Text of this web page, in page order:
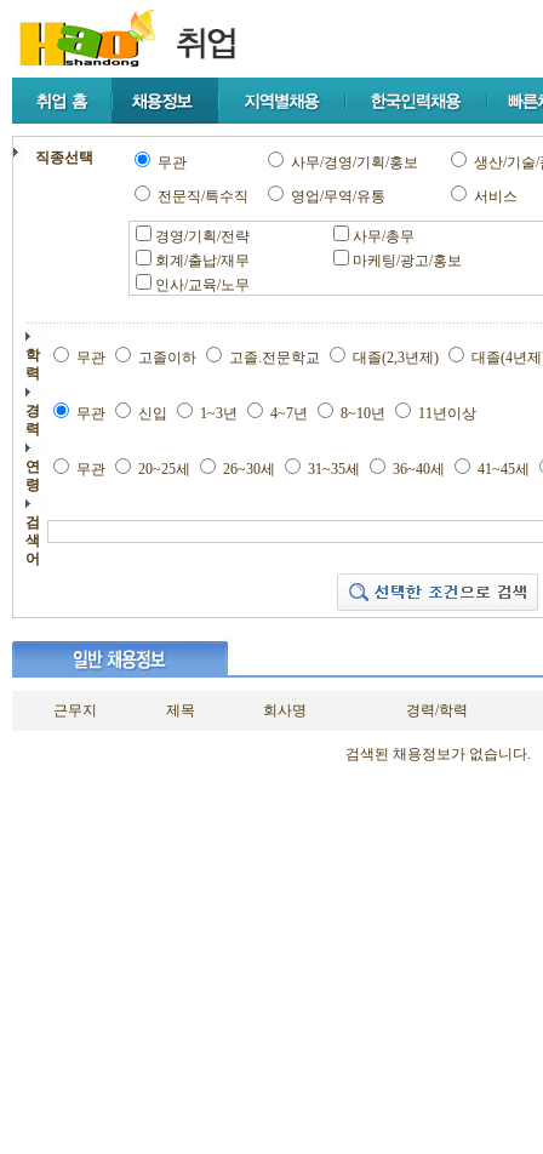
직종선택 무관 사무/경영/기획/홍보
생산/기술
전문직/특수직
영업/무역/유통 서비스
경영/기획/전략
사무/총무
회계/출납/재무
마케팅/광고/홍보
인사/교육/노무
학
력
무관 고졸이하 고졸.전문학교 대졸(2,3년제) 대졸(4년
경
력
무관 신입 1~3년 4~7년 8~10년 11년이상
연
령
무관 20~25세 26~30세 31~35세 36~40세 41~45세
검
색
어
근무지 제목 회사명 경력/학력
검색된 채용정보가 없습니다.